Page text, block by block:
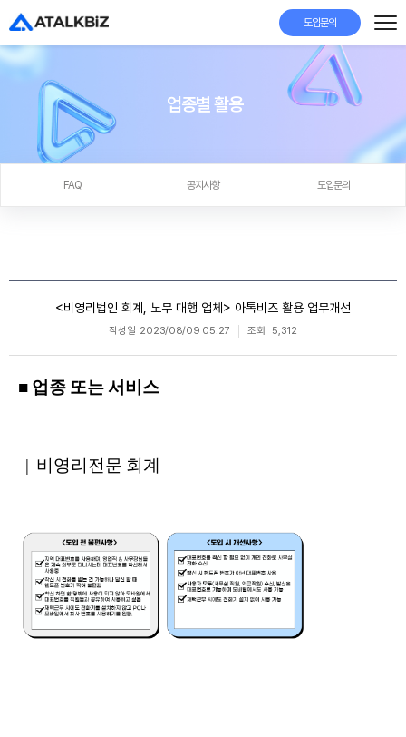
도입문의
업종별 활용
FAQ 공지사항 도입문의
<비영리법인 회계, 노무 대행 업체> 아톡비즈 활용 업무개선
작성일 2023/08/09 05:27 조회 5,312
■ 업종 또는 서비스
| 비영리전문 회계